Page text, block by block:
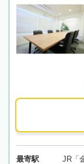
最寄駅 JR「